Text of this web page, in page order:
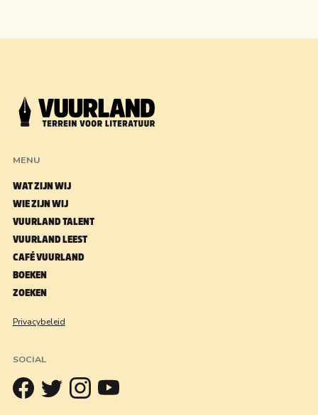
MENU
WAT ZIJN WIJ
WIE ZIJN WIJ
VUURLAND TALENT
VUURLAND LEEST
CAFÉ VUURLAND
BOEKEN
ZOEKEN
Privacybeleid
SOCIAL